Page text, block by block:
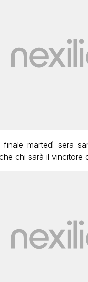
martedì sera
chi sarà il vincitore